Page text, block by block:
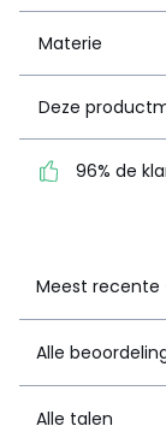
Materie
Deze
96% de
Meest
Alle
Alle talen